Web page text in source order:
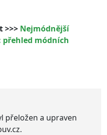
>>> Nejmódnější
přehled módních
přeložen a upraven